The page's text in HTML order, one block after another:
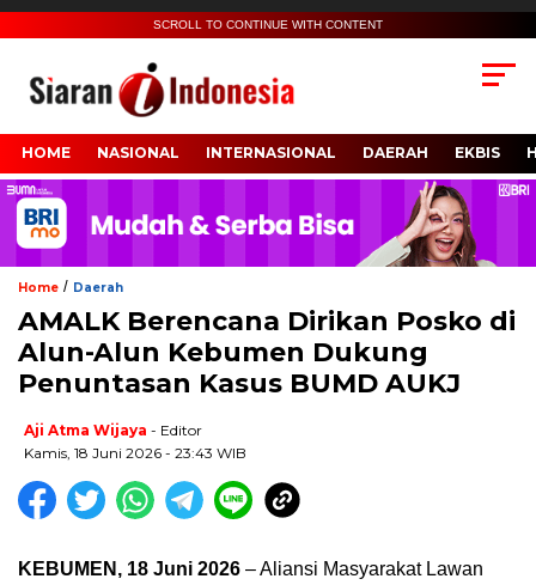
SCROLL TO CONTINUE WITH CONTENT
HOME NASIONAL INTERNASIONAL DAERAH EKBIS
Home / Daerah
AMALK Berencana Dirikan Posko di
Alun-Alun Kebumen Dukung
Penuntasan Kasus BUMD AUKJ
Aji Atma Wijaya - Editor
Kamis, 18 Juni 2026 - 23:43 WIB
KEBUMEN, 18 Juni 2026 – Aliansi Masyarakat Lawan